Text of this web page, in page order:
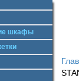
шкафы